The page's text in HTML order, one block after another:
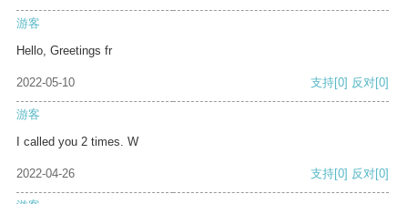
游客
Hello, Greetings fr
2022-05-10 支持[0] 反对[0]
游客
I called you 2 times. W
2022-04-26 支持[0] 反对[0]